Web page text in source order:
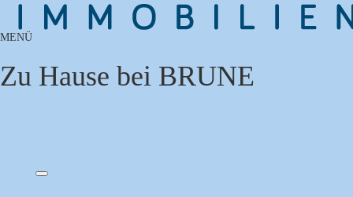
MENÜ
Zu Hause bei BRUNE